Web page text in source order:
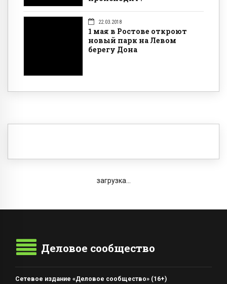
22.03.2018
1 мая в Ростове откроют
новый парк на Левом
берегу Дона
загрузка...
Деловое сообщество
Сетевое издание «Деловое сообщество» (16+)